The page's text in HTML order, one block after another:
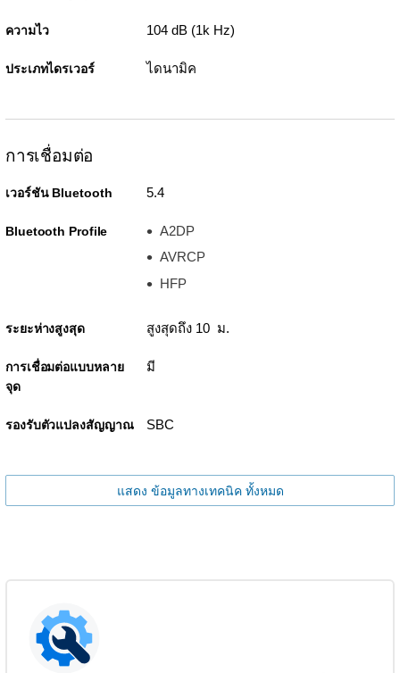
ความไว 104 dB (1k Hz)
ประเภทไดรเวอร์ ไดนามิค
การเชื่อมต่อ
เวอร์ชัน Bluetooth 5.4
Bluetooth Profile
A2DP
AVRCP
HFP
ระยะห่างสูงสุด สูงสุดถึง 10 ม.
การเชื่อมต่อแบบหลาย
จุด
มี
รองรับตัวแปลงสัญญาณ SBC
แสดง ข้อมูลทางเทคนิค ทั้งหมด